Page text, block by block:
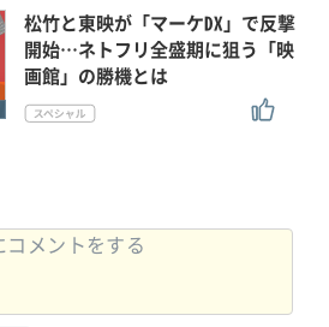
松竹と東映が「マーケDX」で反撃
開始…ネトフリ全盛期に狙う「映
画館」の勝機とは